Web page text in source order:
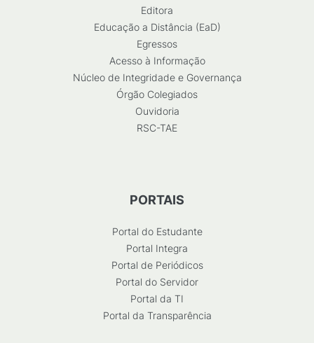
Editora
Educação a Distância (EaD)
Egressos
Acesso à Informação
Núcleo de Integridade e Governança
Órgão Colegiados
Ouvidoria
RSC-TAE
PORTAIS
Portal do Estudante
Portal Integra
Portal de Periódicos
Portal do Servidor
Portal da TI
Portal da Transparência